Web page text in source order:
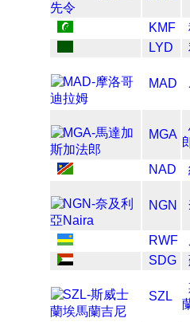
KMF
LYD
MAD
MGA
NAD
NGN
RWF
SDG
SZL